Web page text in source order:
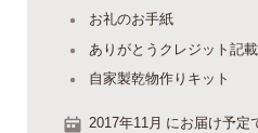
お礼のお手紙
ありがとうクレジット記載
自家製乾物作りキット
2017年11月 にお届け予定